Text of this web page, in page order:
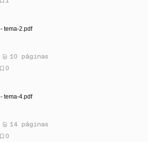
- tema-2.pdf
10 páginas
0
- tema-4.pdf
14 páginas
0